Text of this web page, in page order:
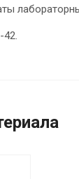
42.